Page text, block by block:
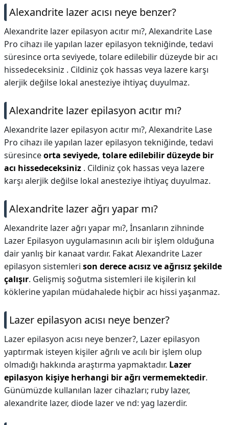
Alexandrite lazer acısı neye benzer?
Alexandrite lazer epilasyon acıtır mı?, Alexandrite Lase
Pro cihazı ile yapılan lazer epilasyon tekniğinde, tedavi
süresince orta seviyede, tolare edilebilir düzeyde bir acı
hissedeceksiniz . Cildiniz çok hassas veya lazere karşı
alerjik değilse lokal anesteziye ihtiyaç duyulmaz.
Alexandrite lazer epilasyon acıtır mı?
Alexandrite lazer epilasyon acıtır mı?, Alexandrite Lase
Pro cihazı ile yapılan lazer epilasyon tekniğinde, tedavi
süresinceorta seviyede, tolare edilebilir düzeyde bir
acı hissedeceksiniz . Cildiniz çok hassas veya lazere
karşı alerjik değilse lokal anesteziye ihtiyaç duyulmaz.
Alexandrite lazer ağrı yapar mı?
Alexandrite lazer ağrı yapar mı?, İnsanların zihninde
Lazer Epilasyon uygulamasının acılı bir işlem olduğuna
dair yanlış bir kanaat vardır. Fakat Alexandrite Lazer
epilasyon sistemleri son derece acısız ve ağrısız şekilde
çalışır. Gelişmiş soğutma sistemleri ile kişilerin kıl
köklerine yapılan müdahalede hiçbir acı hissi yaşanmaz.
Lazer epilasyon acısı neye benzer?
Lazer epilasyon acısı neye benzer?, Lazer epilasyon
yaptırmak isteyen kişiler ağrılı ve acılı bir işlem olup
olmadığı hakkında araştırma yapmaktadır. Lazer
epilasyon kişiye herhangi bir ağrı vermemektedir.
Günümüzde kullanılan lazer cihazları; ruby lazer,
alexandrite lazer, diode lazer ve nd: yag lazerdir.